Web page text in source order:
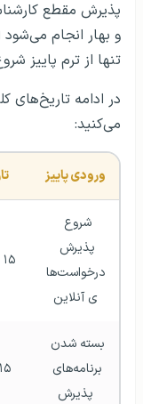
پذیرش مقطع
و بهار انجام
تنها از ترم پاییز
در ادامه تاریخ‌های
می‌کنید:
ورودی پاییز
درخواست‌ها
ی آنلاین
۱۵ سپتامبر
پذیرش
۱۵ ژانویه